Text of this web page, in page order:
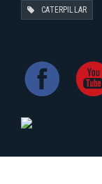
CATERPILLAR